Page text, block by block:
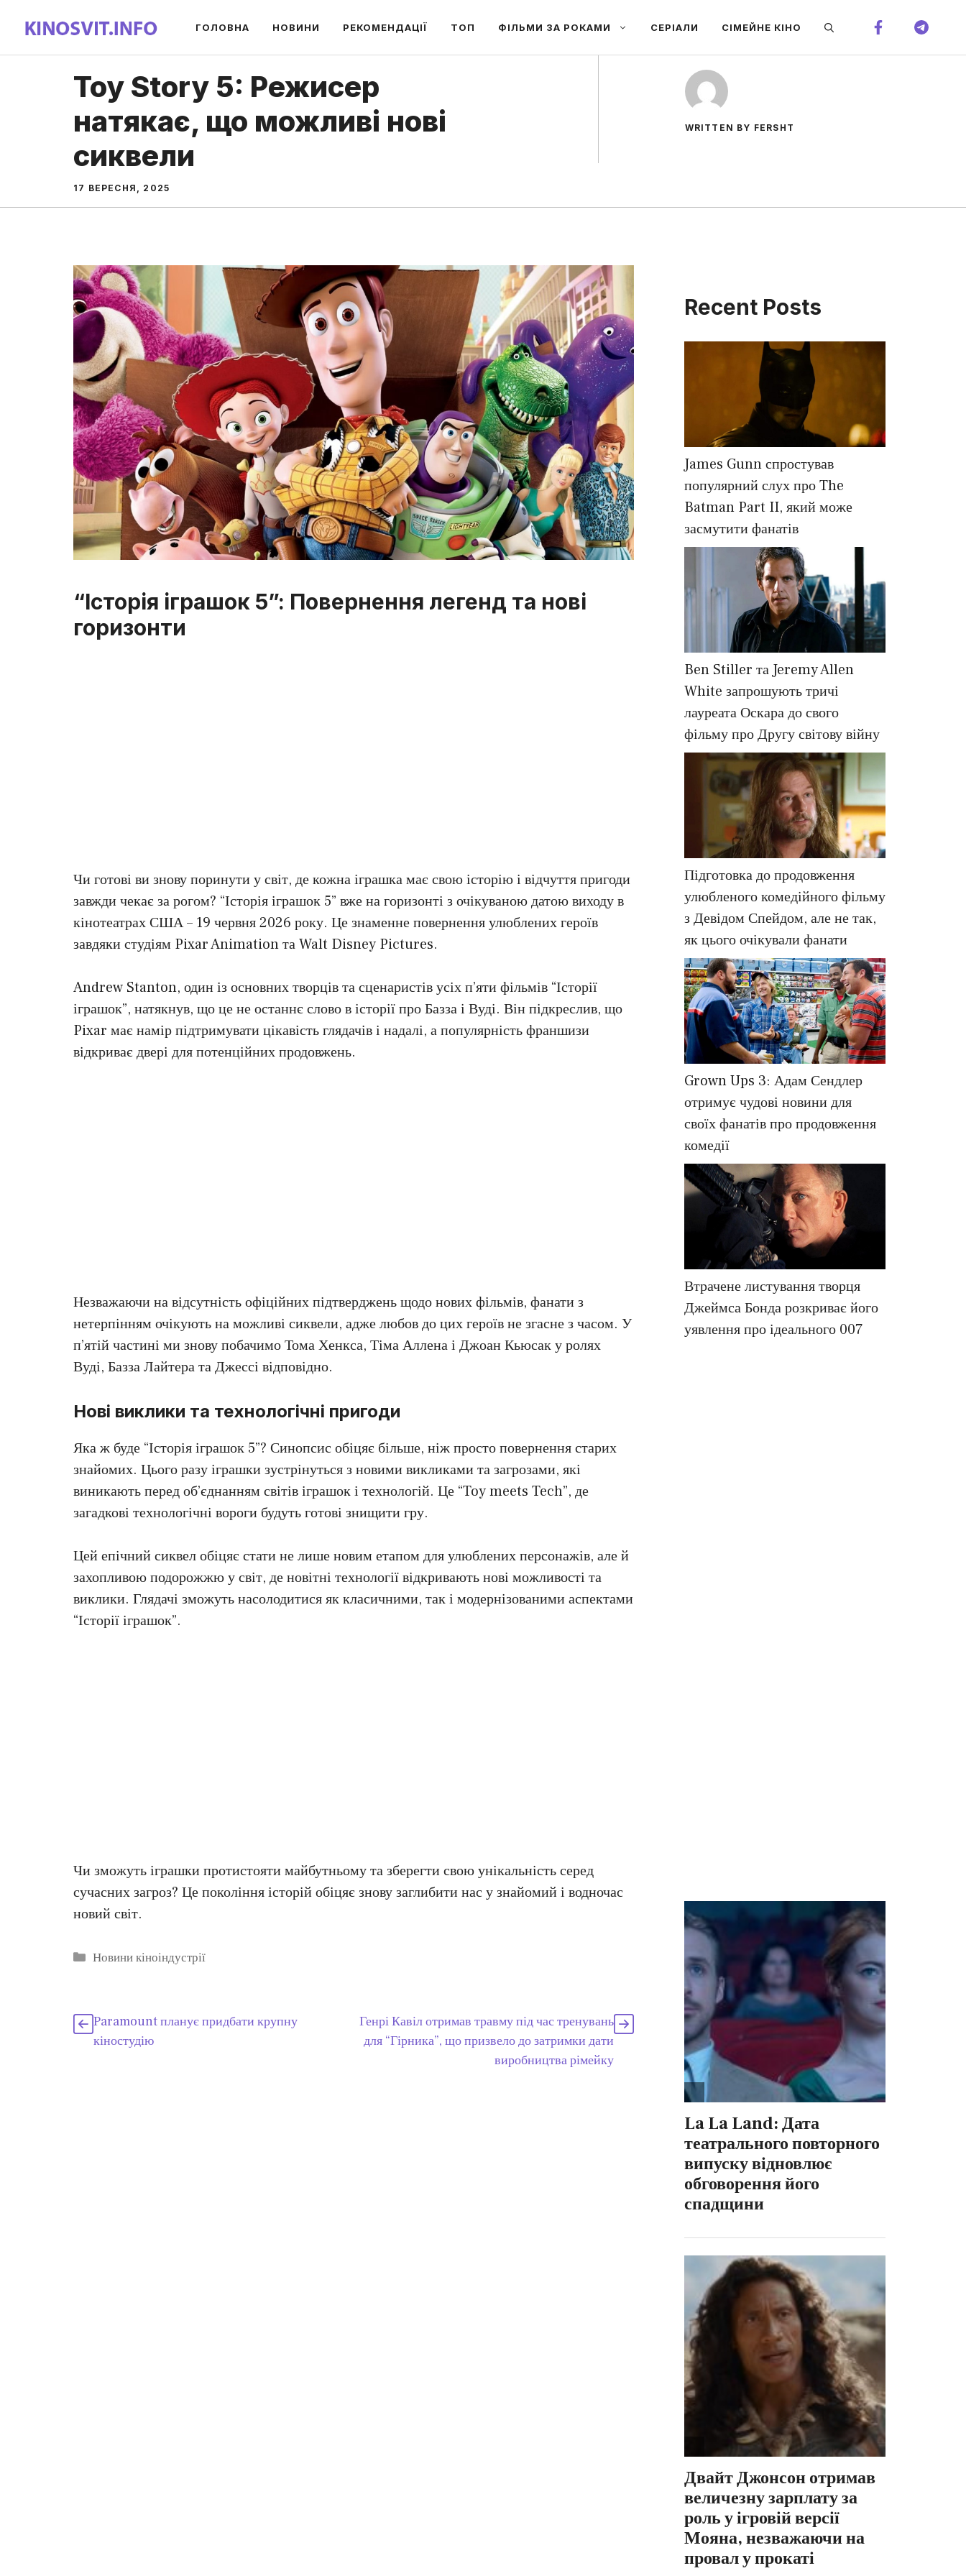
вмісту
ГОЛОВНА НОВИНИ РЕКОМЕНДАЦІЇ ТОП ФІЛЬМИ ЗА РОКАМИ СЕРІАЛИ СІМЕЙНЕ КІНО
Toy Story 5: Режисер
натякає, що можливі нові
сиквели
17 ВЕРЕСНЯ, 2025
WRITTEN BY FERSHT
“Історія іграшок 5”: Повернення легенд та нові
горизонти
Чи готові ви знову поринути у світ, де кожна іграшка має свою історію і відчуття пригоди
завжди чекає за рогом? “Історія іграшок 5” вже на горизонті з очікуваною датою виходу в
кінотеатрах США – 19 червня 2026 року. Це знаменне повернення улюблених героїв
завдяки студіям Pixar Animation та Walt Disney Pictures.
Andrew Stanton, один із основних творців та сценаристів усіх п’яти фільмів “Історії
іграшок”, натякнув, що це не останнє слово в історії про Базза і Вуді. Він підкреслив, що
Pixar має намір підтримувати цікавість глядачів і надалі, а популярність франшизи
відкриває двері для потенційних продовжень.
Незважаючи на відсутність офіційних підтверджень щодо нових фільмів, фанати з
нетерпінням очікують на можливі сиквели, адже любов до цих героїв не згасне з часом. У
п’ятій частині ми знову побачимо Тома Хенкса, Тіма Аллена і Джоан Кьюсак у ролях
Вуді, Базза Лайтера та Джессі відповідно.
Нові виклики та технологічні пригоди
Яка ж буде “Історія іграшок 5”? Синопсис обіцяє більше, ніж просто повернення старих
знайомих. Цього разу іграшки зустрінуться з новими викликами та загрозами, які
виникають перед об’єднанням світів іграшок і технологій. Це “Toy meets Tech”, де
загадкові технологічні вороги будуть готові знищити гру.
Цей епічний сиквел обіцяє стати не лише новим етапом для улюблених персонажів, але й
захопливою подорожжю у світ, де новітні технології відкривають нові можливості та
виклики. Глядачі зможуть насолодитися як класичними, так і модернізованими аспектами
“Історії іграшок”.
Чи зможуть іграшки протистояти майбутньому та зберегти свою унікальність серед
сучасних загроз? Це покоління історій обіцяє знову заглибити нас у знайомий і водночас
новий світ.
Категорії
Новини кіноіндустрії
Paramount планує придбати крупну
кіностудію
Генрі Кавіл отримав травму під час тренувань
для “Гірника”, що призвело до затримки дати
виробництва рімейку
Recent Posts
James Gunn спростував
популярний слух про The
Batman Part II, який може
засмутити фанатів
Ben Stiller та Jeremy Allen
White запрошують тричі
лауреата Оскара до свого
фільму про Другу світову війну
Підготовка до продовження
улюбленого комедійного фільму
з Девідом Спейдом, але не так,
як цього очікували фанати
Grown Ups 3: Адам Сендлер
отримує чудові новини для
своїх фанатів про продовження
комедії
Втрачене листування творця
Джеймса Бонда розкриває його
уявлення про ідеального 007